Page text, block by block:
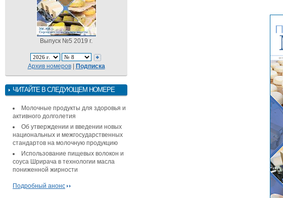
Выпуск №5 2019 г.
Архив номеров| Подписка
ЧИТАЙТЕ В СЛЕДУЮЩЕМ НОМЕРЕ
Молочные продукты для здоровья и
активного долголетия
Об утверждении и введении новых
национальных и межгосударственных
стандартов на молочную продукцию
Использование пищевых волокон и
соуса Шрирача в технологии масла
пониженной жирности
Подробный анонс